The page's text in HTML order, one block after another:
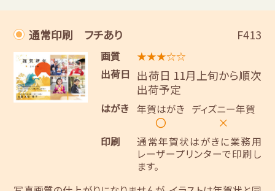
通常印刷 フチあり F413
画質
★★★☆☆
出荷日
出荷日 11月上旬から順次
出荷予定
はがき 年賀はがき
〇
ディズニー年賀
×
印刷
通常年賀状はがきに業務用
レーザープリンターで印刷し
ます。